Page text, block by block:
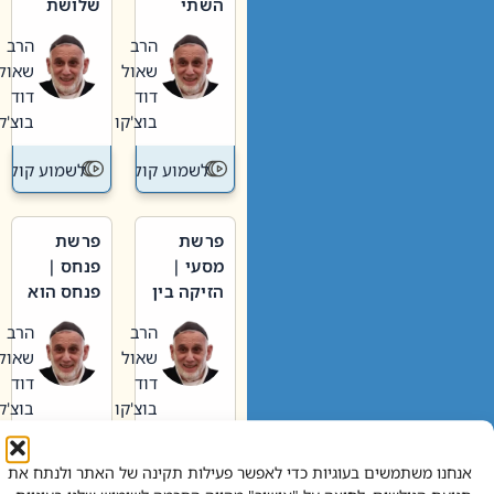
אנחנו משתמשים בעוגיות כדי לאפשר פעילות תקינה של האתר ולנתח את
וערב של
חיינו
הרב
שאול
דוד
בוצ'קו
לשמוע קול תורה – מדרש
האבות
הרב
שאול
דוד
בוצ'קו
לשמוע קול
פרשת
מסעי |
הזיקה בין
הגדול לעם הרב
שאול
דוד
בוצ'קו
לשמוע קול תורה – מדרש
פרשת
פנחס |
פנחס הוא
אליהו: בין
קנאות
הורסת
לקנאות
בונה
הרב
שאול
דוד
בוצ'קו
לשמוע קול